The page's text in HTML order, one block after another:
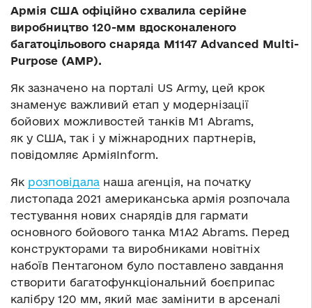
Армія США офіційно схвалила серійне
виробництво 120-мм вдосконаленого
багатоцільового снаряда M1147 Advanced Multi-
Purpose (AMP).
Як зазначено на порталі US Army, цей крок
знаменує важливий етап у модернізації
бойових можливостей танків M1 Abrams,
як у США, так і у міжнародних партнерів,
повідомляє АрміяInform.
Як розповідала наша агенція, на початку
листопада 2021 американська армія розпочала
тестування нових снарядів для гармати
основного бойового танка M1A2 Abrams. Перед
конструкторами та виробниками новітніх
набоїв Пентагоном було поставлено завдання
створити багатофункціональний боєприпас
калібру 120 мм, який має замінити в арсеналі